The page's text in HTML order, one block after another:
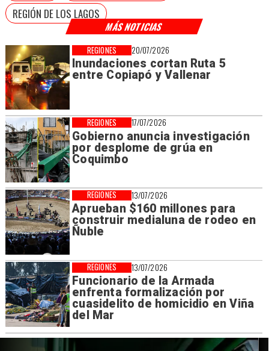
MÁS NOTICIAS
20/07/2026
Inundaciones cortan Ruta 5
entre Copiapó y Vallenar
REGIONES
17/07/2026
Gobierno anuncia investigación
por desplome de grúa en
Coquimbo
REGIONES
13/07/2026
Aprueban $160 millones para
construir medialuna de rodeo en
Ñuble
REGIONES
13/07/2026
Funcionario de la Armada
enfrenta formalización por
cuasidelito de homicidio en Viña
del Mar
REGIONES
REGIÓN DE LOS LAGOS